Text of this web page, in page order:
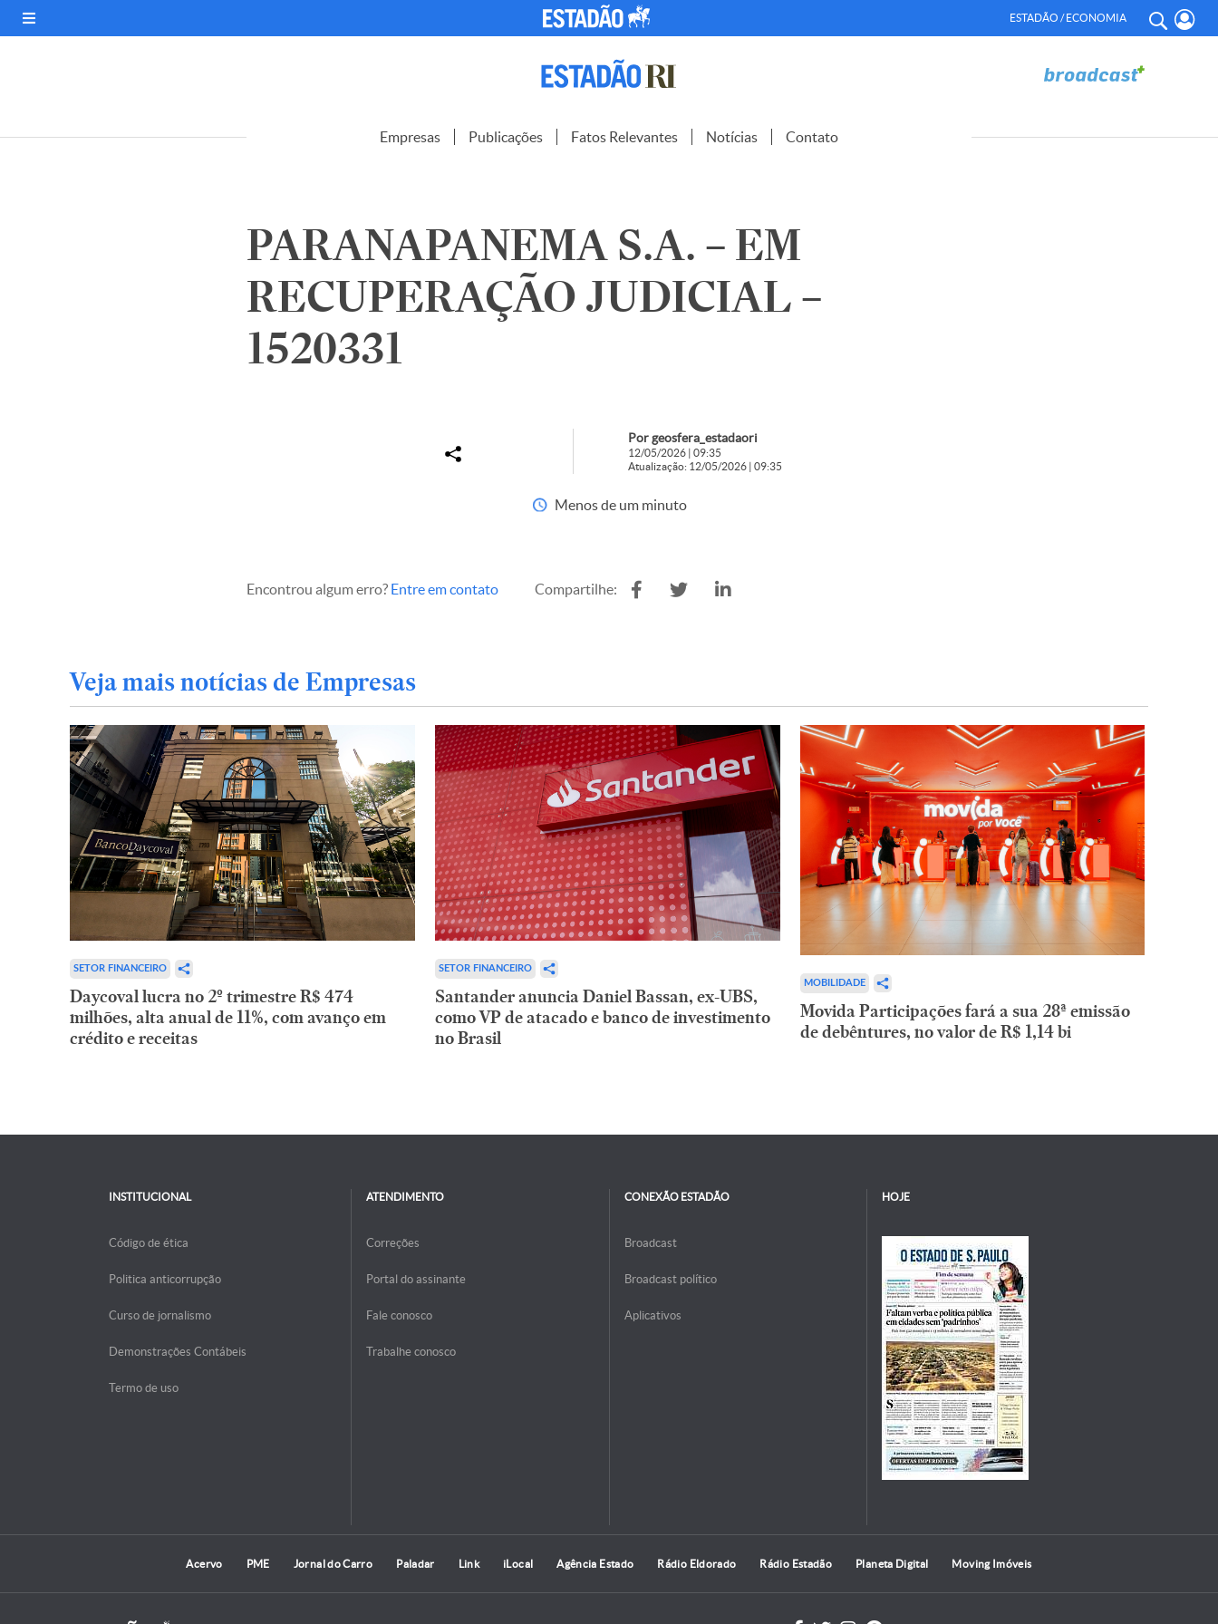
ESTADÃO / ECONOMIA
Empresas Publicações Fatos Relevantes Notícias Contato
PARANAPANEMA S.A. – EM
RECUPERAÇÃO JUDICIAL –
1520331
Por geosfera_estadaori
12/05/2026 | 09:35
Atualização: 12/05/2026 | 09:35
Menos de um minuto
Encontrou algum erro? Entre em contato Compartilhe:
Veja mais notícias de Empresas
SETOR FINANCEIRO
Daycoval lucra no 2º trimestre R$ 474
milhões, alta anual de 11%, com avanço em
crédito e receitas
SETOR FINANCEIRO
Santander anuncia Daniel Bassan, ex-UBS,
como VP de atacado e banco de investimento
no Brasil
MOBILIDADE
Movida Participações fará a sua 28ª emissão
de debêntures, no valor de R$ 1,14 bi
INSTITUCIONAL
Código de ética
Politica anticorrupção
Curso de jornalismo
Demonstrações Contábeis
Termo de uso
ATENDIMENTO
Correções
Portal do assinante
Fale conosco
Trabalhe conosco
CONEXÃO ESTADÃO
Broadcast
Broadcast político
Aplicativos
HOJE
Acervo PME Jornal do Carro Paladar Link iLocal Agência Estado Rádio Eldorado Rádio Estadão Planeta Digital Moving Imóveis